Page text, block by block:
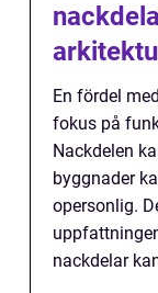
En fördel
fokus på
Nackdelen
byggnader
opersonlig.
nackdelar